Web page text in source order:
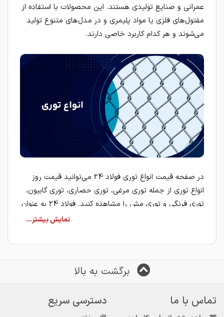
عمرانی و صنایع تولیدی هستند. این محصولات با استفاده از
مفتول‌های فلزی یا مواد پلیمری و در مدل‌های متنوع تولید
می‌شوند و هر کدام کاربرد خاصی دارند.
در صفحه قیمت انواع توری فولاد 24 می‌توانید قیمت روز
انواع توری از جمله توری مرغی، توری حصاری، توری گابیون،
توری فرنگی و توری مش را مشاهده کنید. فولاد 24 به عنوان
یک مرجع تخصصی بازار آهن، با معرفی تأمین‌کنندگان و
گزینه برای خرید انواع توری را برای کاربران فراهم می‌کند.
خرید انواع توری
نیاز، ضخامت مفتول و جنس توری را مشخص کنید. هر کدام
از انواع توری با توجه به نوع بافت، ضخامت سیم و نوع
برگشت به بالا
تماس با ما
دسترسی سریع